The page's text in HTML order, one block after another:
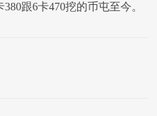
跟6卡470挖的币屯至今。